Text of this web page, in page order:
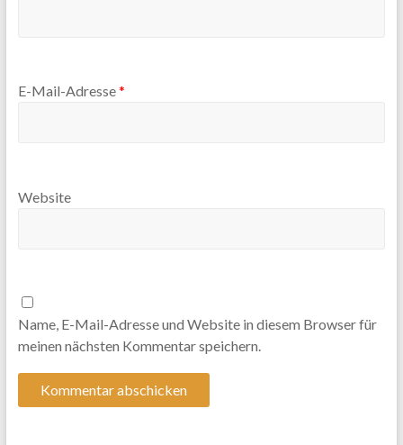
E-Mail-Adresse*
Website
Name, E-Mail-Adresse und Website in diesem Browser für
meinen nächsten Kommentar speichern.